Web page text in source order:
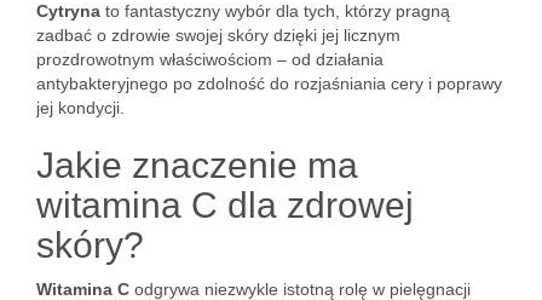
Cytryna to fantastyczny wybór dla tych, którzy pragną
zadbać o zdrowie swojej skóry dzięki jej licznym
prozdrowotnym właściwościom – od działania
antybakteryjnego po zdolność do rozjaśniania cery i poprawy
jej kondycji.
Jakie znaczenie ma
witamina C dla zdrowej
skóry?
Witamina C odgrywa niezwykle istotną rolę w pielęgnacji